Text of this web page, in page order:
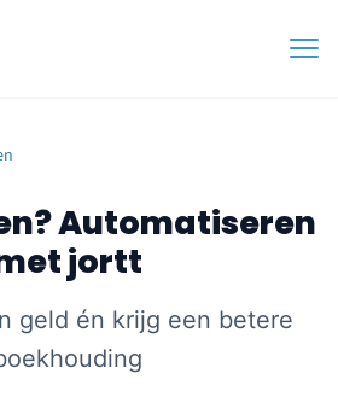
Automatiseren
jortt
geld én krijg een betere